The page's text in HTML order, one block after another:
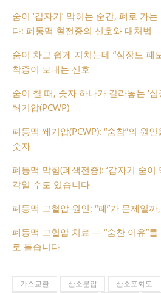
숨이 ‘갑자기’ 막히는 순간, 폐로 가
다: 폐동맥 혈전증의 신호와 대처법
숨이 차고 쉽게 지치는데 “심장도 폐
착증이 보내는 신호
숨이 찰 때, 숫자 하나가 갈라놓는 ‘심
쐐기압(PCWP)
폐동맥 쐐기압(PCWP): “숨참”의 원
숫자
폐동맥 막힘(폐색전증): ‘갑자기 숨이
각일 수도 있습니다
폐동맥 고혈압 원인: “폐”가 문제일까
폐동맥 고혈압 치료 — “숨찬 이유”
로 듣습니다
가스교환 산소분압 산소포화도